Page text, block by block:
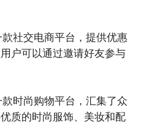
社交电商平台，提供优惠
户可以通过邀请好友参与
时尚购物平台，汇集了众
质的时尚服饰、美妆和配